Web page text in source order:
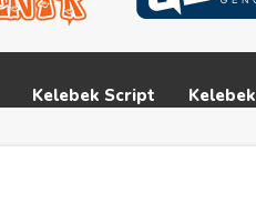
Kelebek Script